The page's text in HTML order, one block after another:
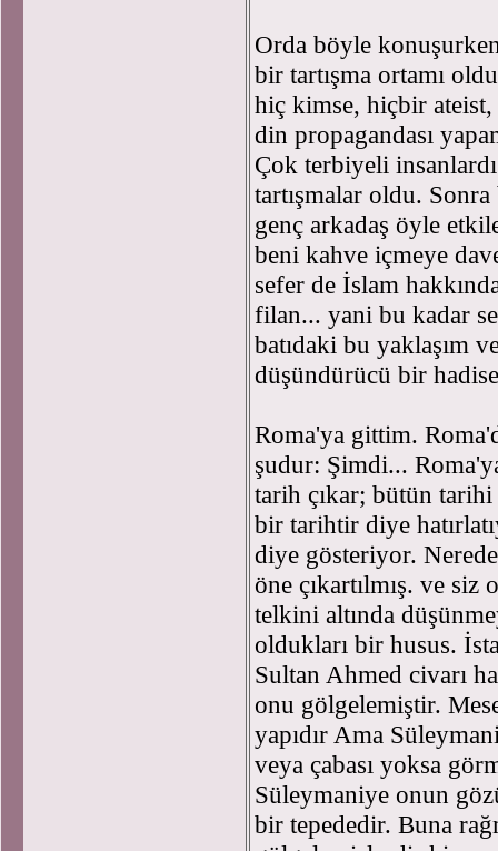
Orda böyle
bir tartışma ortamı
hiç kimse, hiçbir
din propagandası
Çok terbiyeli
tartışmalar oldu.
genç arkadaş öyle
beni kahve içmeye
sefer de İslam
filan... yani bu kadar
batıdaki bu yaklaşım
düşündürücü bir
Roma'ya gittim.
şudur: Şimdi...
tarih çıkar; bütün
bir tarihtir diye
diye gösteriyor.
öne çıkartılmış. ve siz
telkini altında
oldukları bir husus.
Sultan Ahmed civarı
onu gölgelemiştir.
yapıdır Ama
veya çabası yoksa
Süleymaniye onun
bir tepededir. Buna